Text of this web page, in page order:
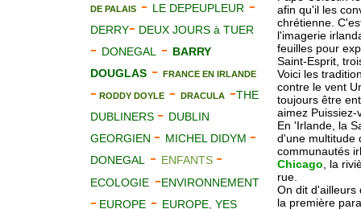
DE PALAIS - LE DEPEUPLEUR -
DERRY- DEUX JOURS à TUER
- DONEGAL - BARRY
DOUGLAS - FRANCE EN IRLANDE
- RODDY DOYLE - DRACULA -THE
DUBLINERS - DUBLIN
GEORGIEN - MICHEL DIDYM -
DONEGAL - ENFANTS -
ECOLOGIE -ENVIRONNEMENT
- EUROPE - EUROPE, YES
afin qu'il les
chrétienne.
l'imagerie
feuilles pour
Saint-Esprit,
Voici les
contre le vent
toujours être
aimez
En 'Irlande, la
d'une multitude
communautés
Chicago , la
rue.
On dit d'ailleurs
la première